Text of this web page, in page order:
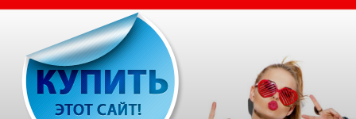
Перейти
содержимому